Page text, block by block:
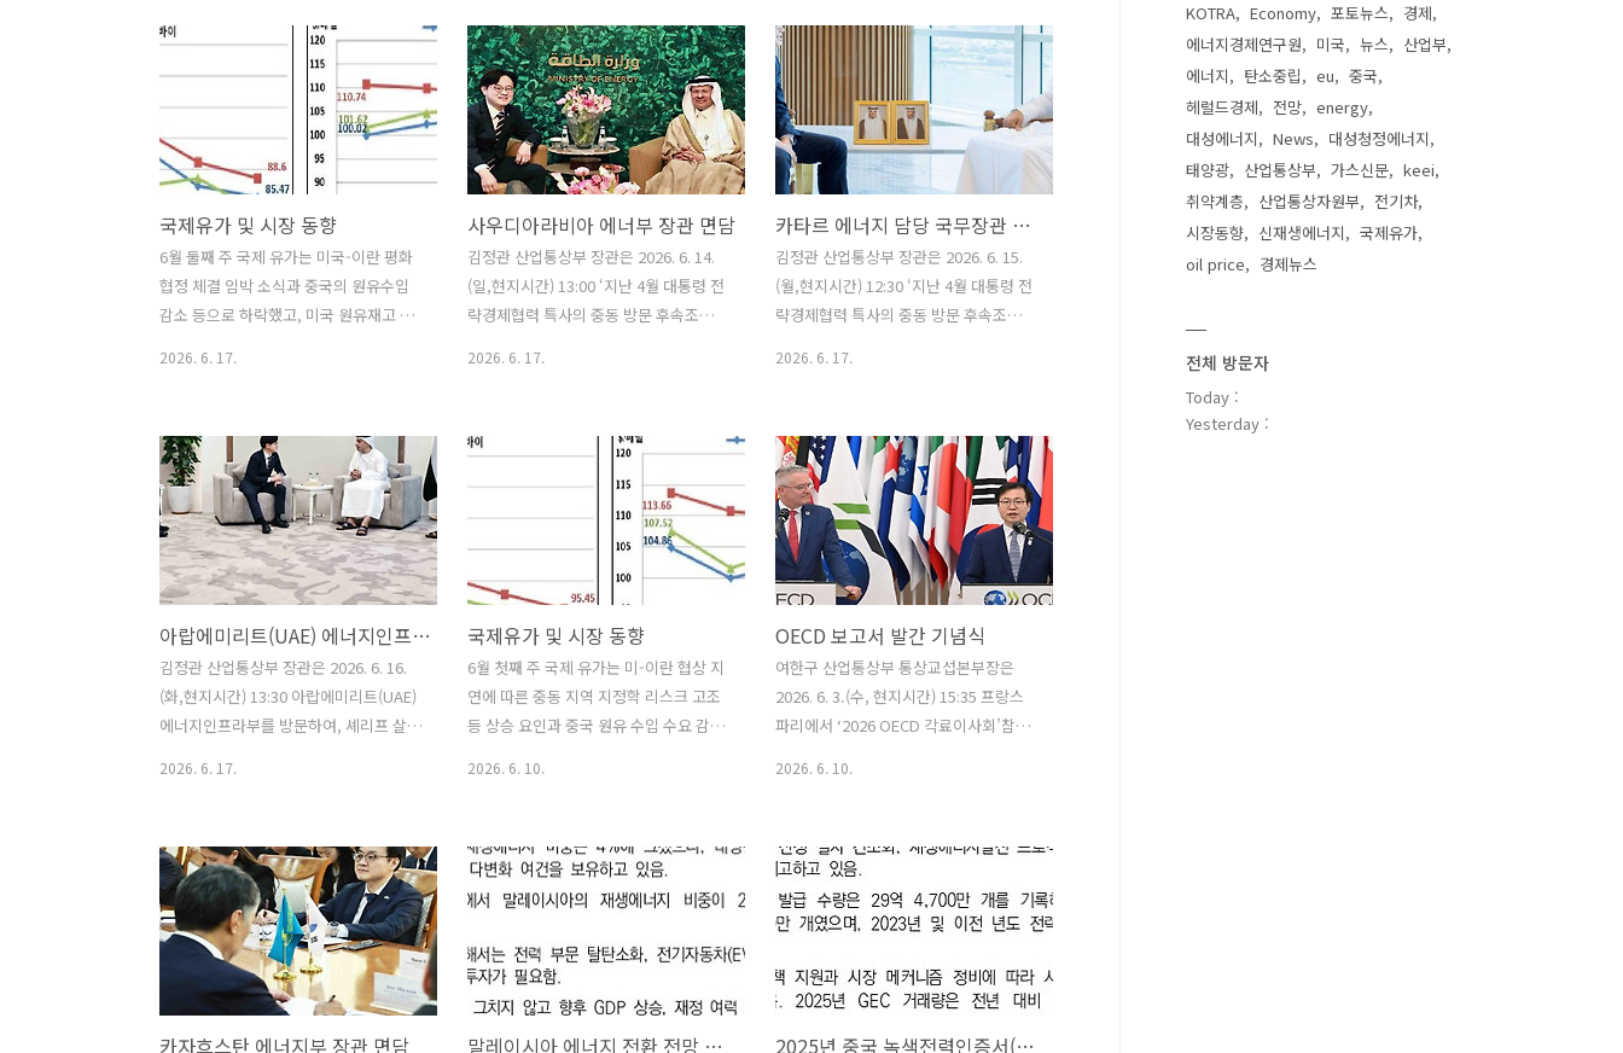
망·에너지 대화」에 참석하여, 인사말을
한 후 첨단산업 분야 협력 현황을 점검하
고 향후 협력 확대 방안을 논의하였다. 원
문출처: 산업통상부 포토뉴스
을 논의’하기 위해 열린 「한-체코 원전기
업 파트너십」에 참석하여, 인사말을 한
후 한국전력기술과 체코 EGP(프라하 에
너지 프로젝트) 간 설계･인허가 기술지원
사업 계약 체결식에 임석하였다. 원문출
처: 산업통상부 포토뉴스
충격을 최소화하기 위해 이 제도를 운영
하고 있습니다. 울산 남구는 중동전쟁과
나프타 수급 불안 등 석유화학 산업의 구
조적 위기로, 충남 당진시는 글로벌 공급
과잉 등 철강 산업의 어려움으로 지난 3월
산업위기선제대응지역 지정을 산업부에
신청했습니다. 울산 남구의 경우 석유화
학 산업이 제조업 생산의 40% 이상을, 당
진시는 철강산업이 57% 이상을 차지하
고 있어 주된 산업의 어려움이 지역 경제
로 파급될 우려가 큰 상황입니다. 이에 정
토..
국제유가 및 시장 동향
6월 둘째 주 국제 유가는 미국-이란 평화
협정 체결 임박 소식과 중국의 원유수입
감소 등으로 하락했고, 미국 원유재고 감
명할 수 있으며, 협정이 체결되면 호르무
즈 해협의 선박 통항이 재개될 것이라고
말함(Reuters, 6.11). - 트럼프 대통령은
이란과의 합의 진전에 따라 11일(목) 밤으
로 예정되었던 이란 석유 인프라 허브인
카그(Kharg) 지역에 대한 타격을 취소한
다고 밝힘. ∙ 미국 트럼프 대통령이 8일
(월) 이란과 이스라엘에 상호 무력 충돌을
중단할 것을 촉구한 후 양국은 상대방에
대한 공격을 중단한다고 밝힘(Reuters,
6.8). ∙ 중국 관세청(해관..
2026. 6. 17.
사우디아라비아 에너부 장관 면담
김정관 산업통상부 장관은 2026. 6. 14.
(일,현지시간) 13:00 ‘지난 4월 대통령 전
략경제협력 특사의 중동 방문 후속조
난 4월 특사단 방문 시 양측이 협의한 원
유·나프타 수급상황을 점검하고, 양측은
약속된 물량이 연말까지 차질없이 공급될
수 있도록 노력하기로 하였고, 또한 원유
등 자원의 단기적인 공급 뿐 아니라 중장
기적인 자원 협력 기반을 구축하기 위한
｢한-사우디 원유·가스 분야 협력에 관한
양해각서｣를 체결하였다. 원문출처: 산업
통상부 포토뉴스
2026. 6. 17.
카타르 에너지 담당 국무장관 겸 카타르에너지 CEO 면담
김정관 산업통상부 장관은 2026. 6. 15.
(월,현지시간) 12:30 ‘지난 4월 대통령 전
략경제협력 특사의 중동 방문 후속조
정책을 총괄하는 사드 빈 셰리다 알 카비
(Saad bin Sherida Al Kaabi) 카타르 에
너지 담당 국무장관 겸 카타르에너지
CEO와 면담을 갖고, 중동전쟁 이후 4차
례에 걸친 불가항력 선언과 관련한 라스
라판(Ras Laffan) 산업단지의 LNG 생산
시설과 운영현황 등을 청취한 후, 중동지
역의 지정학적 불안정 속에서 양국 간 가
스 공급망 협력 방안을 집중 논의하였다.
원문출처: 산업통상부 포토뉴스
2026. 6. 17.
아랍에미리트(UAE) 에너지인프라부 차관 면담
김정관 산업통상부 장관은 2026. 6. 16.
(화,현지시간) 13:30 아랍에미리트(UAE)
에너지인프라부를 방문하여, 셰리프 살림
라카 원전 운영의 전주기 협력 심화를 위
해 진행하고 있는 핵연료의 안정적 수급,
원전 정비 협력 강화, 원전 운영의 인공지
능(AI)‧디지털전환(DT) 적용 확대에 관
한 양국 기업 간 협력 프로젝트 추진 현황
을 점검하고 향후 사업 구체화 방안 등을
논의하였다. 원문출처: 산업통상부 포토
뉴스
2026. 6. 17.
국제유가 및 시장 동향
6월 첫째 주 국제 유가는 미-이란 협상 지
연에 따른 중동 지역 지정학 리스크 고조
등 상승 요인과 중국 원유 수입 수요 감소
격이 지속됨에 따라 중동 지역의 지정학
리스크가 고조되고 있음(Reuters, 6.1).
이란은 레바논에 대한 적대행위 중단을
엘은 헤즈볼라 거점 공습을 명분으로 레
바논 남부 지역에 대한 군사작전을 지속
적으로 수행하고 있음. 이란 혁명수비대
가 호르무즈 해협 통과 선박을 공격하는
2026. 6. 10.
OECD 보고서 발간 기념식
여한구 산업통상부 통상교섭본부장은
2026. 6. 3.(수, 현지시간) 15:35 프랑스
파리에서 ‘2026 OECD 각료이사회’참석
열린 「OECD 보고서 발간 기념식」에
참석하여, 축사를 하였다. 원문출처: 산업
통상부 포토뉴스
2026. 6. 10.
카자흐스탄 에너지부 장관 면담 말레이시아 에너지 전환 전망 및 사회경제적 영향 2025년 중국 녹색전력인증서(GEC) 현황1)
KOTRA Economy 포토뉴스
경제
에너지경제연구원
미국 뉴스
산업부
에너지
탄소중립 eu
중국
헤럴드경제
전망
energy
대성에너지
News
대성청정에너지
태양광
산업통상부 가스신문
keei
취약계층
산업통상자원부
전기차
시장동향
신재생에너지
국제유가
oil price
경제뉴스
전체 방문자
Today :
Yesterday :